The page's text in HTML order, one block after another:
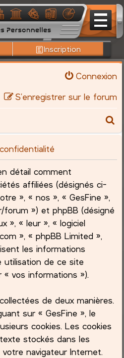
Inscription
Connexion
S’enregistrer sur le forum
c
détail comment
affiliées (désignés ci-
», « nos », « GesFine »,
forum ») et phpBB (désigné
», « leur », « logiciel
», « phpBB Limited »,
les informations
utilisation de ce site
vos informations »).
de deux manières.
sur « GesFine », le
cookies. Les cookies
stockés dans les
navigateur Internet.